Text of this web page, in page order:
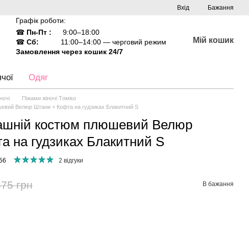
Вхід Бажання
Графік роботи:
☎ Пн-Пт :
9:00–18:00
☎Сб:
11:00–14:00 — черговий режим
Замовлення через кошик 24/7
Мій кошик
Одяг
Піжами жіночі Tоміко
Велюр Штани + Кофта на гудзиках Блакитний S
костюм плюшевий Велюр
на гудзиках Блакитний S
2 відгуки
грн В бажання